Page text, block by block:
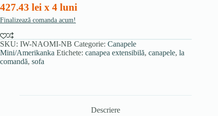
427.43 lei x 4 luni
Finalizează comanda acum!
SKU: IW-NAOMI-NB Categorie: Canapele
Mini/Amerikanka Etichete: canapea extensibilă, canapele, la
comandă, sofa
Descriere